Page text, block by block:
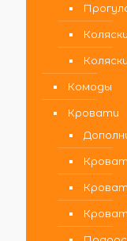
Комоды
Кровати